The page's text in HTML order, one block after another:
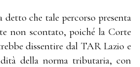
detto che tale percorso presenta
non scontato, poiché la Corte
dissentire dal TAR Lazio e
della norma tributaria, con